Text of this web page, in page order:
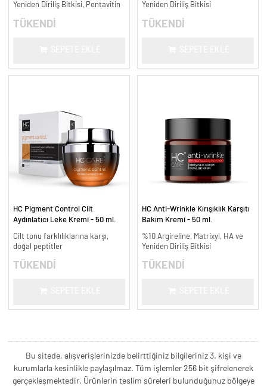
Yeniden Diriliş Bitkisi, Pentavitin
TÜKENDİ
Yeniden Diriliş Bitkisi
TÜKENDİ
HC Pigment Control Cilt
Aydınlatıcı Leke Kremi - 50 ml.
Cilt tonu farklılıklarına karşı,
doğal peptitler
TÜKENDİ
HC Anti-Wrinkle Kırışıklık Karşıtı
Bakım Kremi - 50 ml.
%10 Argireline, Matrixyl, HA ve
Yeniden Diriliş Bitkisi
TÜKENDİ
Bu sitede, alışverişlerinizde belirttiğiniz bilgileriniz 3. kişi ve
kurumlarla kesinlikle paylaşılmaz. Tüm işlemler 256 bit şifrelenerek
gerçekleşmektedir. Ürünlerin teslim süreleri bulunduğunuz bölgeye